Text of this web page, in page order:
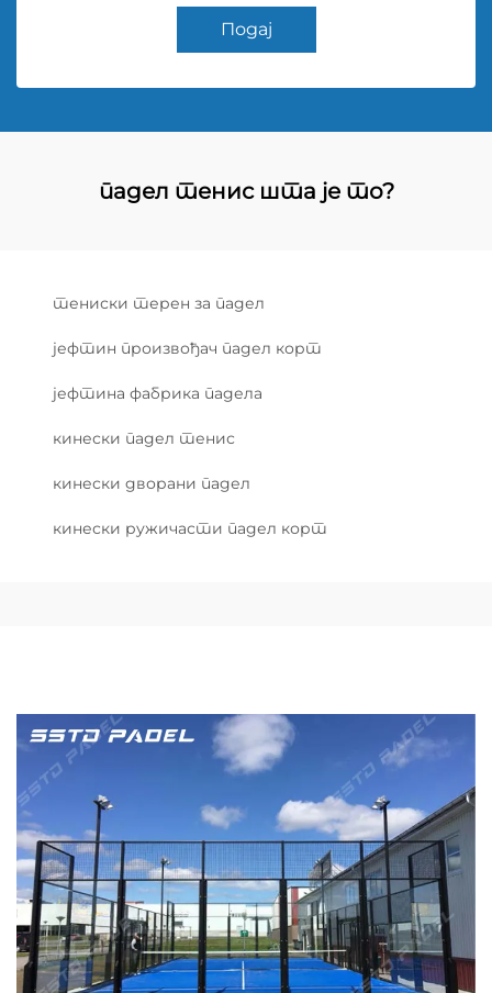
Подај
падел тенис шта је то?
тениски терен за падел
јефтин произвођач падел корт
јефтина фабрика падела
кинески падел тенис
кинески дворани падел
кинески ружичасти падел корт